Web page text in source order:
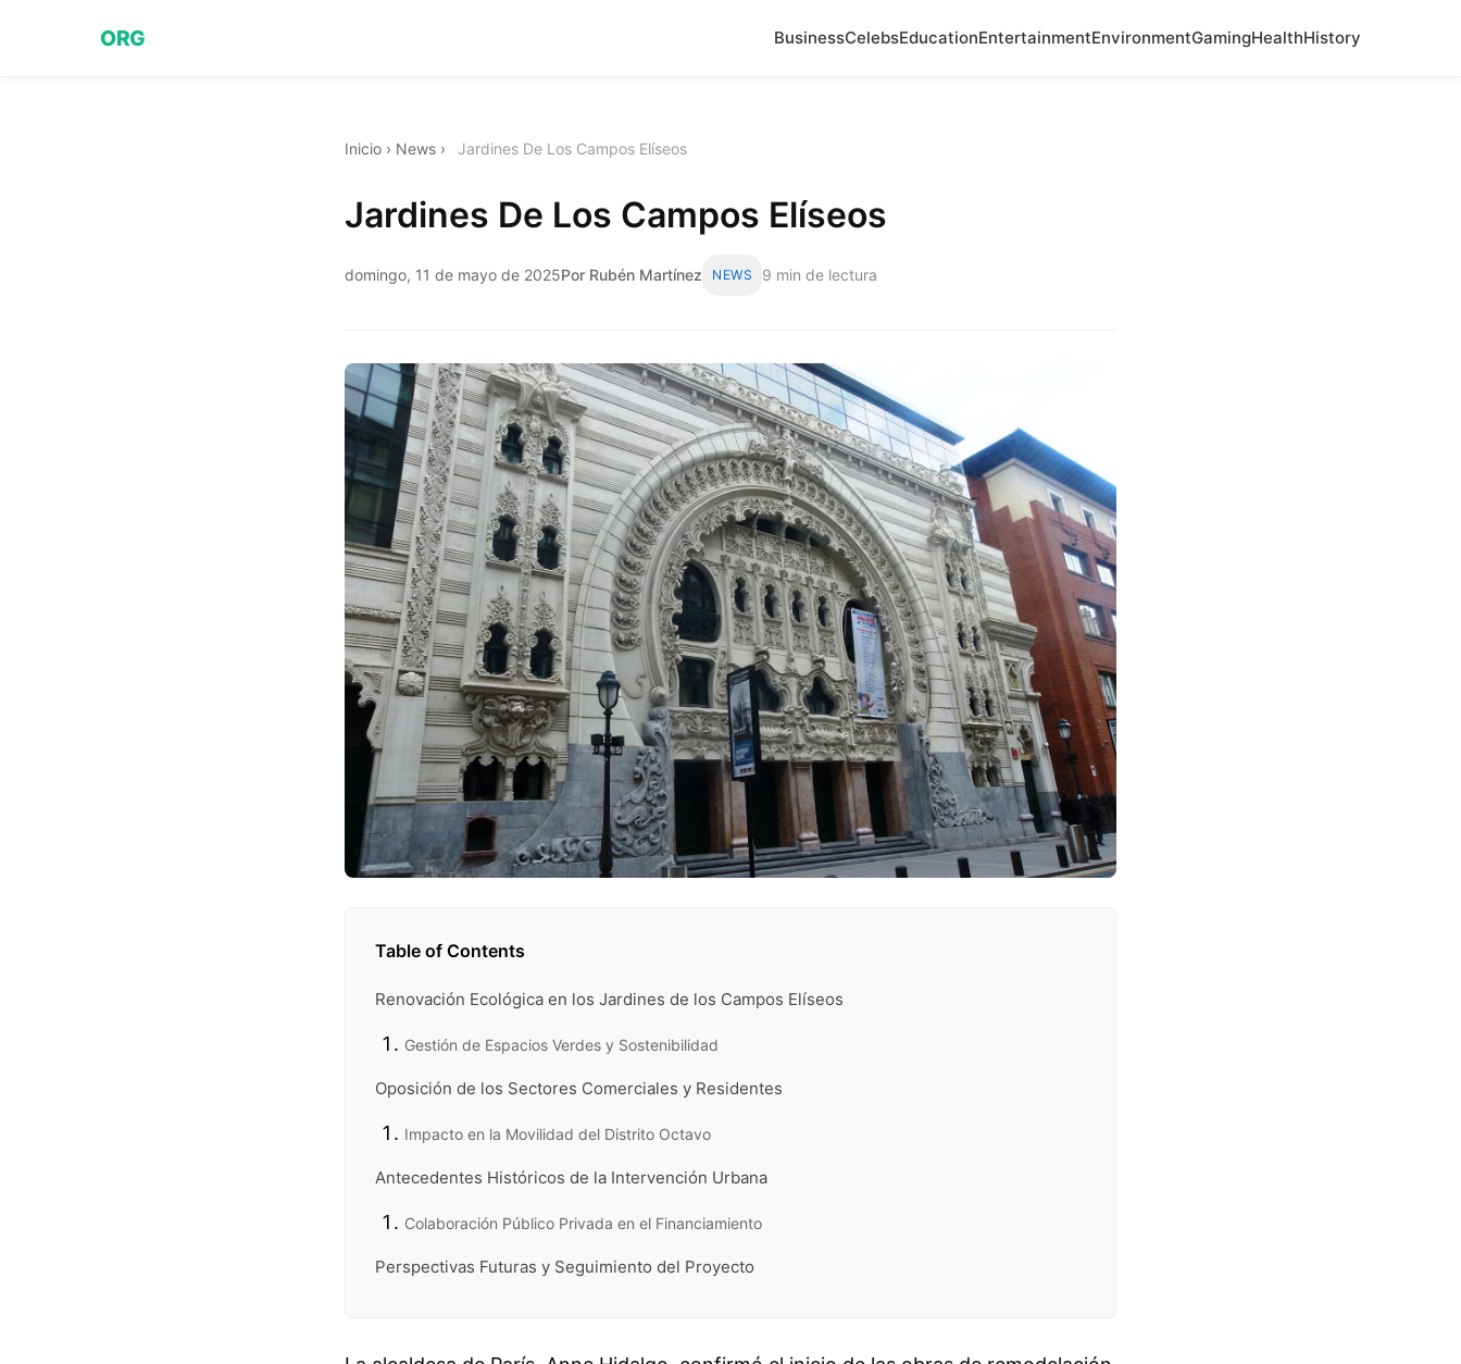
ORG BusinessCelebsEducationEntertainmentEnvironmentGamingHealthHistory
Inicio › News › Jardines De Los Campos Elíseos
Jardines De Los Campos Elíseos
domingo, 11 de mayo de 2025Por Rubén Martínez NEWS 9 min de lectura
Table of Contents
Renovación Ecológica en los Jardines de los Campos Elíseos
Gestión de Espacios Verdes y Sostenibilidad
Oposición de los Sectores Comerciales y Residentes
Impacto en la Movilidad del Distrito Octavo
Antecedentes Históricos de la Intervención Urbana
Colaboración Público Privada en el Financiamiento
Perspectivas Futuras y Seguimiento del Proyecto